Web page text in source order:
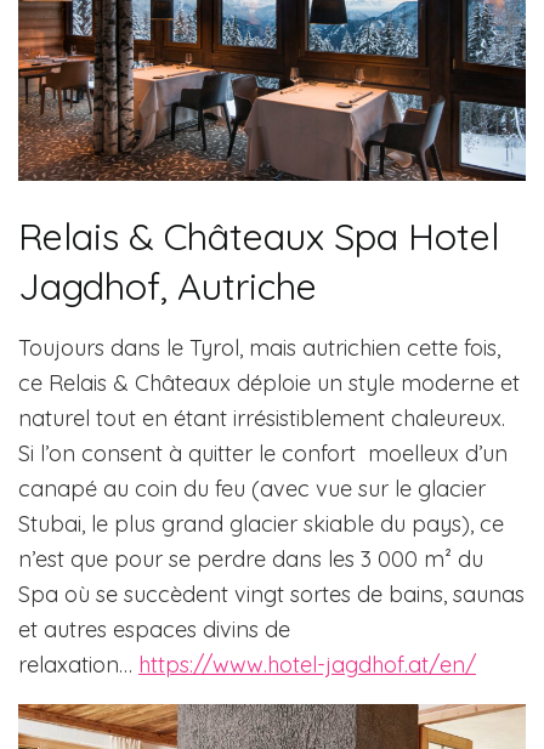
Relais & Châteaux Spa Hotel
Jagdhof, Autriche
Toujours dans le Tyrol, mais autrichien cette fois,
ce Relais & Châteaux déploie un style moderne et
naturel tout en étant irrésistiblement chaleureux.
Si l’on consent à quitter le confort moelleux d’un
canapé au coin du feu (avec vue sur le glacier
Stubai, le plus grand glacier skiable du pays), ce
n’est que pour se perdre dans les 3 000 m² du
Spa où se succèdent vingt sortes de bains, saunas
et autres espaces divins de
relaxation… https://www.hotel-jagdhof.at/en/